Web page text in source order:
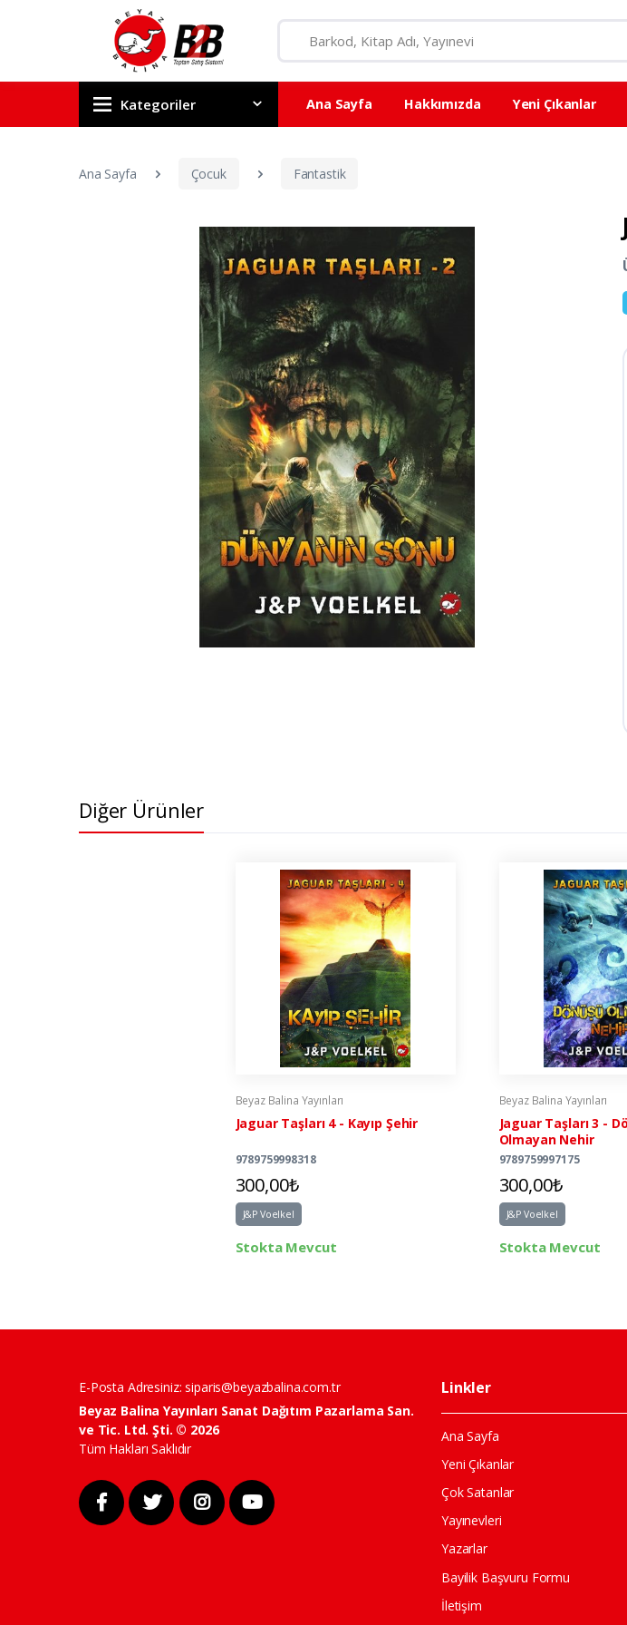
Kategoriler Ana Sayfa Hakkımızda Yeni Çıkanlar
Ana Sayfa Çocuk Fantastik
Diğer Ürünler
Beyaz Balina Yayınları
Jaguar Taşları 4 - Kayıp Şehir
9789759998318
300,00₺
J&P Voelkel
Stokta Mevcut
Beyaz Balina Yayınları
Jaguar Taşları 3 -
Olmayan Nehir
9789759997175
300,00₺
J&P Voelkel
Stokta Mevcut
E-Posta Adresiniz:siparis@beyazbalina.com.tr
Beyaz Balina Yayınları Sanat Dağıtım Pazarlama San.
ve Tic. Ltd. Şti. © 2026
Tüm Hakları Saklıdır
Linkler
Ana Sayfa
Yeni Çıkanlar
Çok Satanlar
Yayınevleri
Yazarlar
Bayilik Başvuru Formu
İletişim